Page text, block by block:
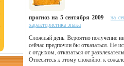
прогноз на 5 сентября 2009
на
характеристика знака
Сложный день. Вероятно получение
сейчас предпочли бы отказаться. Не
с отдыхом, отказаться от
Отнеситесь к этому спокойно: к